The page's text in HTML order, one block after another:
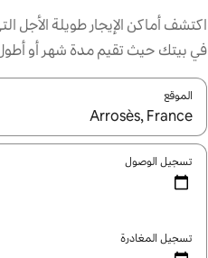
اكتشف أماكن الإيجار طويلة الأجل
في بيتك حيث تقيم مدة شهر أو
الموقع
عند توفر النتائج، انتقل باستخدام
تسجيل الوصول
تسجيل المغادرة